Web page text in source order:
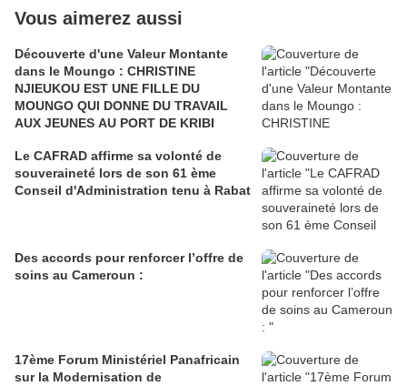
Vous aimerez aussi
Découverte d'une Valeur Montante
dans le Moungo : CHRISTINE
NJIEUKOU EST UNE FILLE DU
MOUNGO QUI DONNE DU TRAVAIL
AUX JEUNES AU PORT DE KRIBI
Le CAFRAD affirme sa volonté de
souveraineté lors de son 61 ème
Conseil d'Administration tenu à Rabat
Des accords pour renforcer l’offre de
soins au Cameroun :
17ème Forum Ministériel Panafricain
sur la Modernisation de